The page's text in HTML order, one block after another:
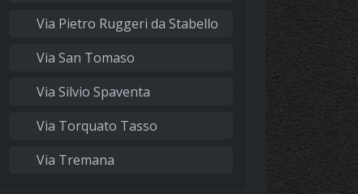
Via Pietro Ruggeri da Stabello
Via San Tomaso
Via Silvio Spaventa
Via Torquato Tasso
Via Tremana